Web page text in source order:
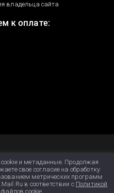
владельца сайта
к оплате:
и метаданные. Продолжая
свое согласие на обработку
метрических программ
в соответствии с Политикой
cookie